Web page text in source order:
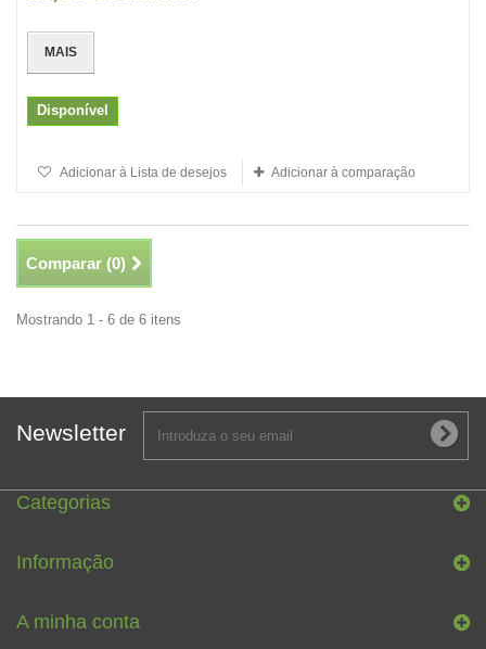
MAIS
Disponível
Adicionar à Lista de desejos Adicionar à comparação
Comparar (0)
Mostrando 1 - 6 de 6 itens
Newsletter
Categorias
Informação
A minha conta